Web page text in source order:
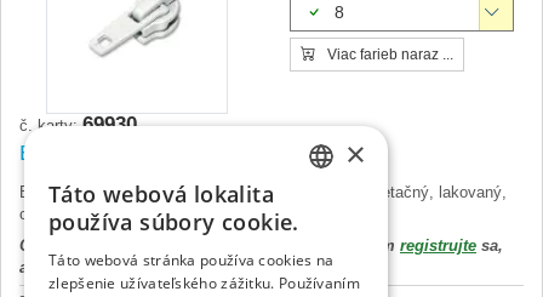
8
Viac farieb naraz ...
č. karty:69930
Bežec WS0 ARETAČNÝ, lakovaný
Bežec pre plastové špirálové zipsy WS0 - 3 mm, aretačný, lakovaný,
cena za 1 ks, český výrobok.
Cena výrobku sa zobrazí až po prihlásení. Prosím registrujte sa,
alebo prihláste.
ENGLISH
×
Táto webová lokalita
používa súbory cookie.
Táto webová stránka používa cookies na
zlepšenie užívateľského zážitku. Používaním